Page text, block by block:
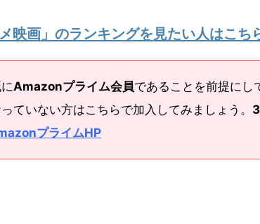
映画」のランキングを見たい人はこち
Amazonプライム会員であることを前提にし
ていない方はこちらで加入してみましょう。
プライムHP